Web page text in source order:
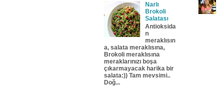
Narlı
Brokoli
Salatası
Antioksida
n
meraklısın
a, salata meraklısına,
Brokoli meraklısına
meraklarınızı boşa
çıkarmayacak harika bir
salata:)) Tam mevsimi..
Doğ...